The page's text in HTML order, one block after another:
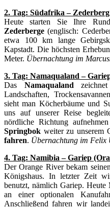
2. Tag: Südafrika –
Heute starten Sie Ihre
Zederberge(englisch:
etwa 100 km lange
Kapstadt. Die höchsten
Meter. Übernachtung im
3. Tag: Namaqualand –
Das Namaqualand
Landschaften,
sieht man Köcherbäume und
uns auf unserer Reise
nördliche Richtung
Springbok weiter zu unserem
fahren. Übernachtung im Felix
4. Tag: Namibia – Gariep
Der Orange River bekam
Königshaus. In letzter Zeit
benutzt, nämlich Gariep.
an einer optionalen
Anschließend fahren wir